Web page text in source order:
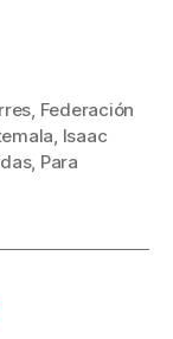
, Federación
, Isaac
, Para